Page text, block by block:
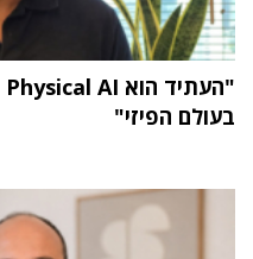
בעולם הפיזי"